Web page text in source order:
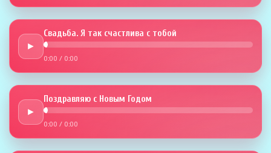
►
Свадьба. Я так счастлива с тобой
0:00 / 0:00
►
Поздравляю с Новым Годом
0:00 / 0:00